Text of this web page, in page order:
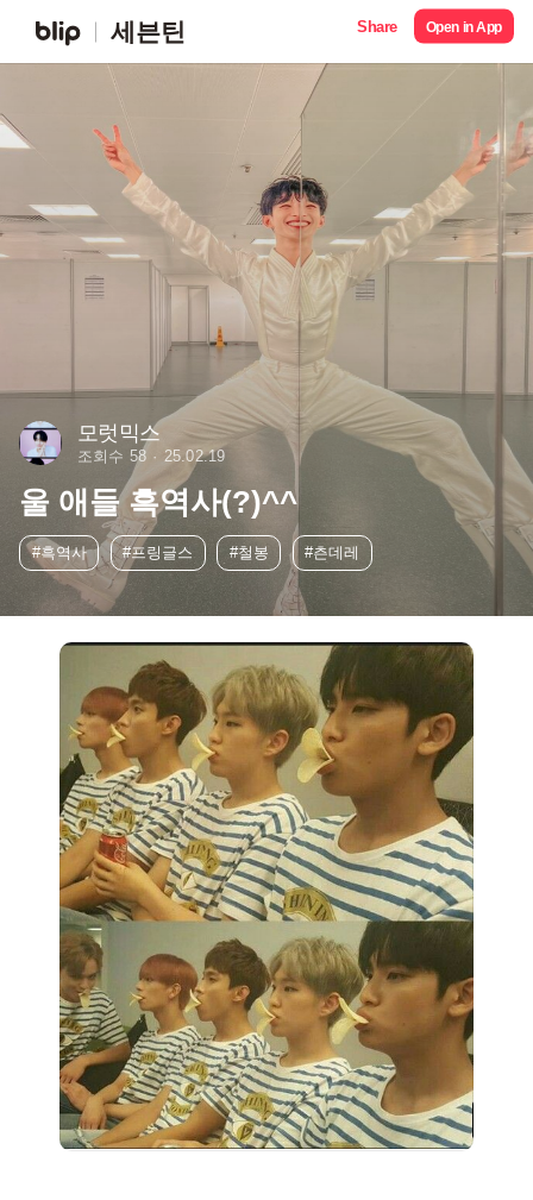
세븐틴 Share Open in App
모럿믹스
조회수 58 25.02.19
울 애들 흑역사(?)^^
#흑역사 #프링글스 #철봉 #츤데레